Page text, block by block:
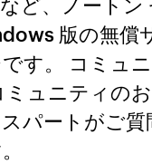
版の無償
です。 コミュ
ュニティの
パートがご質